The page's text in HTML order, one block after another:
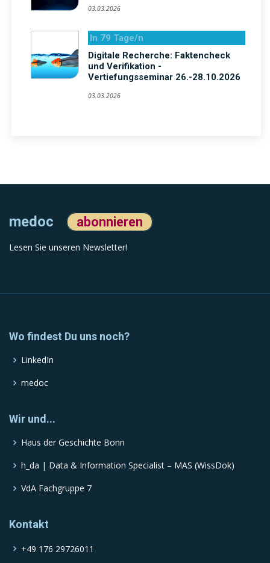
03.03.2026
In 79 Tage/n
Digitale Recherche: Faktencheck
und Verifikation -
Vertiefungsseminar 26.-28.10.2026
03.03.2026
medoc abonnieren
Lesen Sie unseren Newsletter!
Wo findest Du uns noch?
LinkedIn
medoc
Wir und...
Haus der Geschichte Bonn
h_da | Data & Information Specialist – MAS (WissDok)
VdA Fachgruppe 7
Kontakt
+49 176 29726011